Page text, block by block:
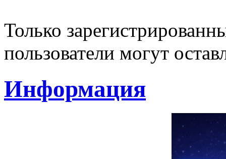
Только
пользователи могут
Информация